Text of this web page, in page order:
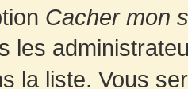
Cacher mon
les
la liste. Vous